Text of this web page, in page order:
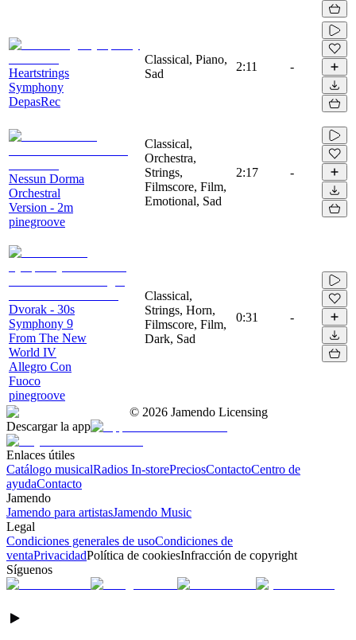
Heartstrings
Symphony
DepasRec
Classical, Piano,
Sad
2:11 -
Nessun Dorma
Orchestral
Version - 2m
pinegroove
Classical,
Orchestra,
Strings,
Filmscore, Film,
Emotional, Sad
2:17 -
Dvorak - 30s
Symphony 9
From The New
World IV
Allegro Con
Fuoco
pinegroove
Classical,
Strings, Horn,
Filmscore, Film,
Dark, Sad
0:31 -
© 2026 Jamendo Licensing
Descargar la app
Enlaces útiles
Catálogo musicalRadios In-storePreciosContactoCentro de
ayudaContacto
Jamendo
Jamendo para artistasJamendo Music
Legal
Condiciones generales de usoCondiciones de
ventaPrivacidadPolítica de cookiesInfracción de copyright
Síguenos